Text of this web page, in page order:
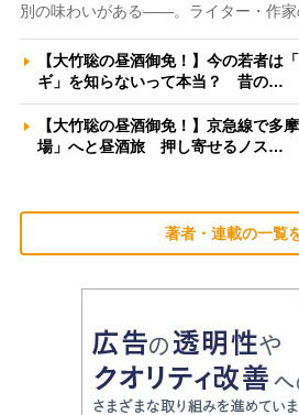
別の味わいがある――。ライター・作家
【大竹聡の昼酒御免！】今の若者は
ギ」を知らないって本当？ 昔の…
【大竹聡の昼酒御免！】京急線で多
場」へと昼酒旅 押し寄せるノス…
著者・連載の一覧